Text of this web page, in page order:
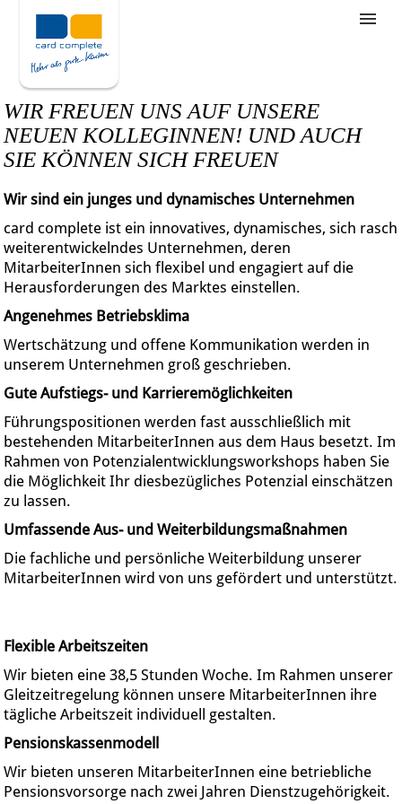
Stellenangebote
Unternehmensziele
Was wir bieten
Wie bewerbe ich mich
WIR FREUEN UNS AUF UNSERE
NEUEN KOLLEGINNEN! UND AUCH
SIE KÖNNEN SICH FREUEN
Wir sind ein junges und dynamisches Unternehmen
card complete ist ein innovatives, dynamisches, sich rasch
weiterentwickelndes Unternehmen, deren
MitarbeiterInnen sich flexibel und engagiert auf die
Herausforderungen des Marktes einstellen.
Angenehmes Betriebsklima
Wertschätzung und offene Kommunikation werden in
unserem Unternehmen groß geschrieben.
Gute Aufstiegs- und Karrieremöglichkeiten
Führungspositionen werden fast ausschließlich mit
bestehenden MitarbeiterInnen aus dem Haus besetzt. Im
Rahmen von Potenzialentwicklungsworkshops haben Sie
die Möglichkeit Ihr diesbezügliches Potenzial einschätzen
zu lassen.
Umfassende Aus- und Weiterbildungsmaßnahmen
Die fachliche und persönliche Weiterbildung unserer
MitarbeiterInnen wird von uns gefördert und unterstützt.
Flexible Arbeitszeiten
Wir bieten eine 38,5 Stunden Woche. Im Rahmen unserer
Gleitzeitregelung können unsere MitarbeiterInnen ihre
tägliche Arbeitszeit individuell gestalten.
Pensionskassenmodell
Wir bieten unseren MitarbeiterInnen eine betriebliche
Pensionsvorsorge nach zwei Jahren Dienstzugehörigkeit.